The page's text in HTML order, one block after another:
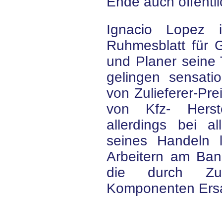
Ignacio Lopez
Ruhmesblatt für
und Planer seine
gelingen
von Zulieferer-
von Kfz-
allerdings bei
seines Handeln
Arbeitern am
die durch
Komponenten